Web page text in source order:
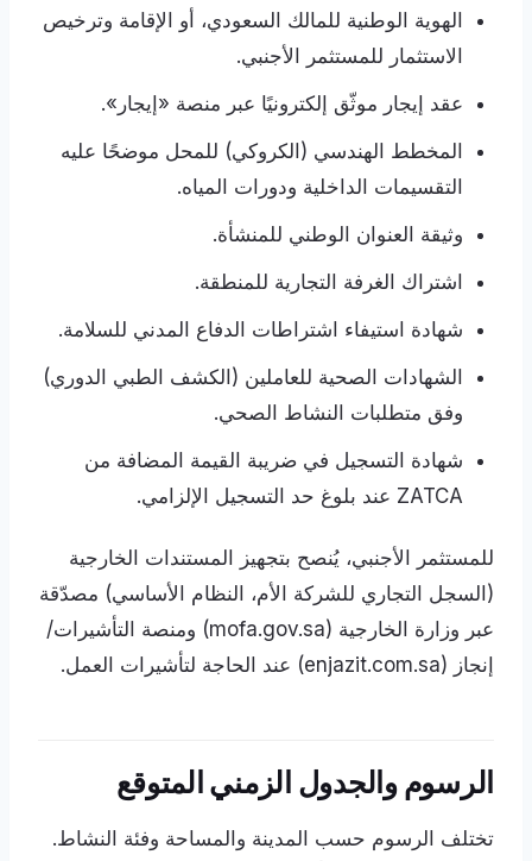
الهوية الوطنية للمالك السعودي، أو الإقامة وترخيص
الاستثمار للمستثمر الأجنبي.
عقد إيجار موثّق إلكترونيًا عبر منصة «إيجار».
المخطط الهندسي (الكروكي) للمحل موضحًا عليه
التقسيمات الداخلية ودورات المياه.
وثيقة العنوان الوطني للمنشأة.
اشتراك الغرفة التجارية للمنطقة.
شهادة استيفاء اشتراطات الدفاع المدني للسلامة.
الشهادات الصحية للعاملين (الكشف الطبي الدوري)
وفق متطلبات النشاط الصحي.
شهادة التسجيل في ضريبة القيمة المضافة من
ZATCA عند بلوغ حد التسجيل الإلزامي.
للمستثمر الأجنبي، يُنصح بتجهيز المستندات الخارجية
(السجل التجاري للشركة الأم، النظام الأساسي) مصدّقة
عبر وزارة الخارجية (mofa.gov.sa) ومنصة التأشيرات/
إنجاز (enjazit.com.sa) عند الحاجة لتأشيرات العمل.
الرسوم والجدول الزمني المتوقع
تختلف الرسوم حسب المدينة والمساحة وفئة النشاط.